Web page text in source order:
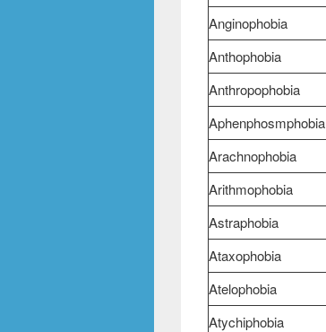
Anginophobia
Anthophobia
Anthropophobia
Aphenphosmphobia
Arachnophobia
Arithmophobia
Astraphobia
Ataxophobia
Atelophobia
Atychiphobia